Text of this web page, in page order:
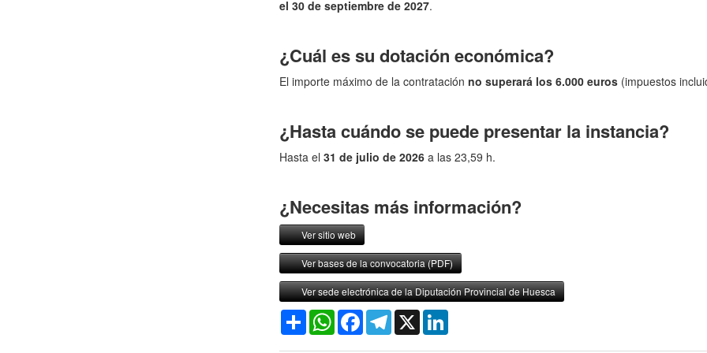
el 30 de septiembre de 2027.
¿Cuál es su dotación económica?
El importe máximo de la contrataciónno superará los 6.000 euros (impuestos
¿Hasta cuándo se puede presentar la instancia?
Hasta el31 de julio de 2026 a las 23,59 h.
¿Necesitas más información?
Ver sitio web
Ver bases de la convocatoria (PDF)
Ver sede electrónica de la Diputación Provincial de Huesca
CompartirWhatsAppFacebookTelegram
X